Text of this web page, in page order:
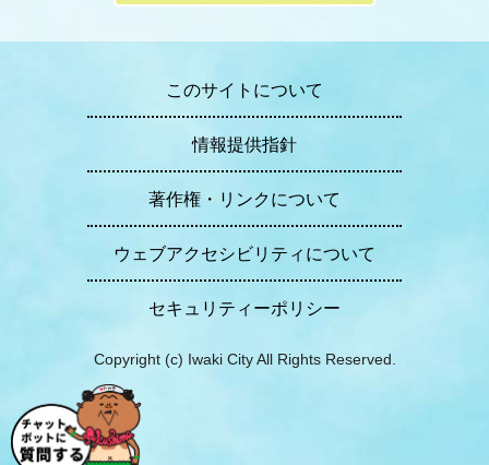
このサイトについて
情報提供指針
著作権・リンクについて
ウェブアクセシビリティについて
セキュリティーポリシー
Copyright (c) Iwaki City All Rights Reserved.